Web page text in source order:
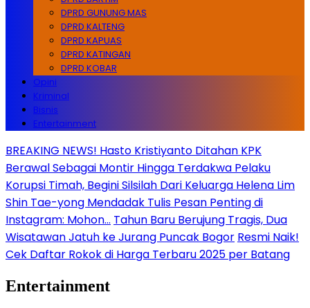
DPRD GUNUNG MAS
DPRD KALTENG
DPRD KAPUAS
DPRD KATINGAN
DPRD KOBAR
Opini
Kriminal
Bisnis
Entertainment
BREAKING NEWS! Hasto Kristiyanto Ditahan KPK
Berawal Sebagai Montir Hingga Terdakwa Pelaku
Korupsi Timah, Begini Silsilah Dari Keluarga Helena Lim
Shin Tae-yong Mendadak Tulis Pesan Penting di
Instagram: Mohon… Tahun Baru Berujung Tragis, Dua
Wisatawan Jatuh ke Jurang Puncak Bogor Resmi Naik!
Cek Daftar Rokok di Harga Terbaru 2025 per Batang
Entertainment